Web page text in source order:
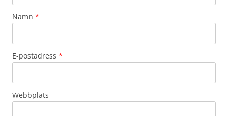
Namn *
E-postadress *
Webbplats